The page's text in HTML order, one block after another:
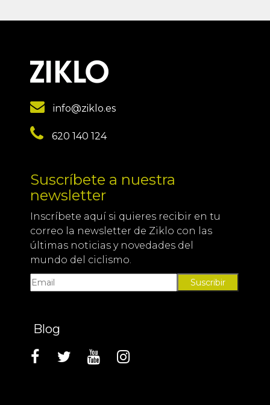
info@ziklo.es
620 140 124
Suscríbete a nuestra
newsletter
Inscríbete aquí si quieres recibir en tu
correo la newsletter de Ziklo con las
últimas noticias y novedades del
mundo del ciclismo.
Suscribir
Blog